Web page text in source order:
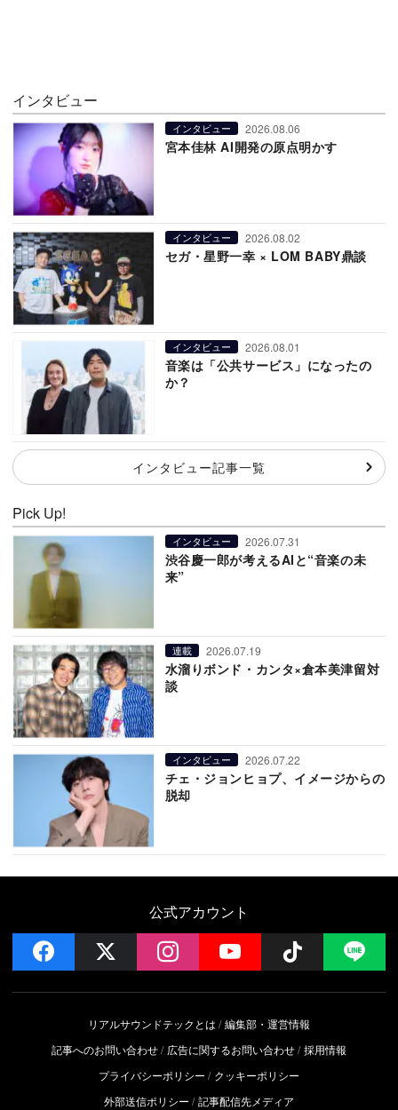
インタビュー
インタビュー 2026.08.06
宮本佳林 AI開発の原点明かす
インタビュー 2026.08.02
セガ・星野一幸 × LOM BABY鼎談
インタビュー 2026.08.01
音楽は「公共サービス」になったの
か？
インタビュー記事一覧
Pick Up!
インタビュー 2026.07.31
渋谷慶一郎が考えるAIと“音楽の未
来”
連載 2026.07.19
水溜りボンド・カンタ×倉本美津留対
談
インタビュー 2026.07.22
チェ・ジョンヒョプ、イメージからの
脱却
公式アカウント
facebook instagramYouTube Follow
リアルサウンドテックとは
編集部・運営情報
記事へのお問い合わせ
広告に関するお問い合わせ 採用情報
プライバシーポリシー
クッキーポリシー
外部送信ポリシー
記事配信先メディア